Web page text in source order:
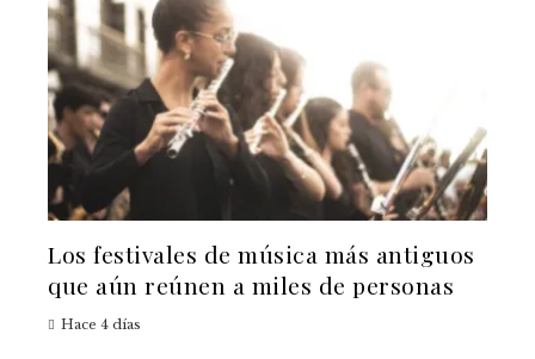
Los festivales de música más antiguos
que aún reúnen a miles de personas
Hace 4 días